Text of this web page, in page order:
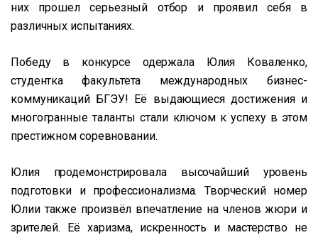
них прошел серьезный отбор и проявил себя в
различных испытаниях.
Победу в конкурсе одержала Юлия Коваленко,
студентка факультета международных бизнес-
коммуникаций БГЭУ! Её выдающиеся достижения и
многогранные таланты стали ключом к успеху в этом
престижном соревновании.
Юлия продемонстрировала высочайший уровень
подготовки и профессионализма. Творческий номер
Юлии также произвёл впечатление на членов жюри и
зрителей. Её харизма, искренность и мастерство не